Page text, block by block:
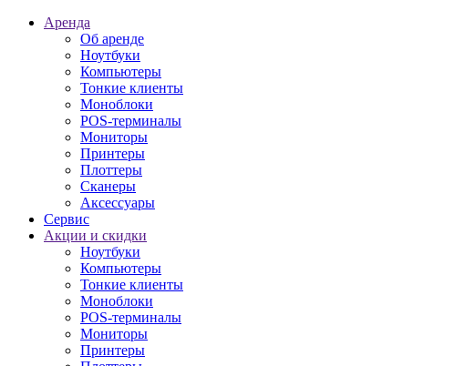
Аренда
Об аренде
Ноутбуки
Компьютеры
Тонкие клиенты
Моноблоки
POS-терминалы
Мониторы
Принтеры
Плоттеры
Сканеры
Аксессуары
Сервис
Акции и скидки
Ноутбуки
Компьютеры
Тонкие клиенты
Моноблоки
POS-терминалы
Мониторы
Принтеры